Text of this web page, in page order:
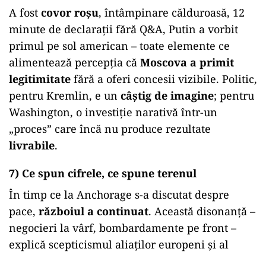
A fost covor roșu, întâmpinare călduroasă, 12
minute de declarații fără Q&A, Putin a vorbit
primul pe sol american – toate elemente ce
alimentează percepția că Moscova a primit
legitimitate fără a oferi concesii vizibile. Politic,
pentru Kremlin, e un câștig de imagine; pentru
Washington, o investiție narativă într-un
„proces” care încă nu produce rezultate
livrabile.
7) Ce spun cifrele, ce spune terenul
În timp ce la Anchorage s-a discutat despre
pace, războiul a continuat. Această disonanță –
negocieri la vârf, bombardamente pe front –
explică scepticismul aliaților europeni și al